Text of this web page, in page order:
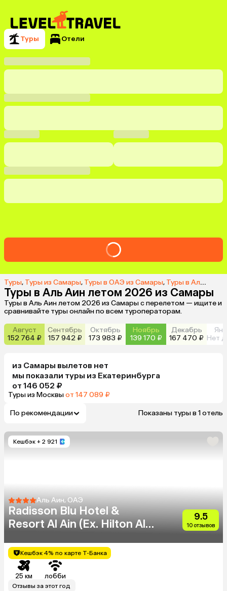
Туры Отели
Туры, Туры из Самары, Туры в ОАЭ из Самары, Туры в Аль Аин из Самары
Туры в Аль Аин летом 2026 из Самары
Туры в Аль Аин летом 2026 из Самары с перелетом — ищите и
сравнивайте туры онлайн по всем туроператорам.
Август
152 764 ₽
Сентябрь
157 942 ₽
Октябрь
173 983 ₽
Ноябрь
139 170 ₽
Декабрь
167 470 ₽ Нет
из Самары вылетов нет
мы показали туры из Екатеринбурга
от 146 052 ₽
Туры из Москвыот 147 089 ₽
По рекомендации Показаны туры в 1 отель
Кешбэк + 2 921
Аль Аин, ОАЭ
Radisson Blu Hotel &
Resort Al Ain (Ex. Hilton Al
9.5
10 отзывов
Кешбэк 4% по карте Т-Банка
25 км лобби
Отзывы за этот год